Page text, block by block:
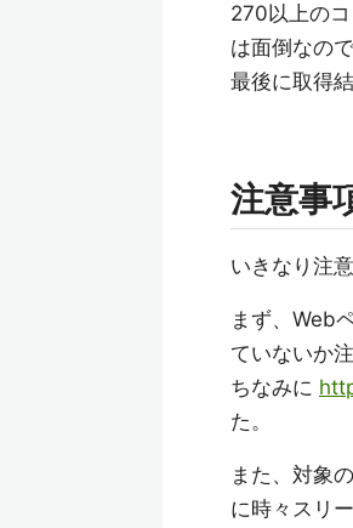
270以上の
は面倒なの
最後に取得
注意事
いきなり注
まず、Web
ていないか
ちなみに
た。
また、対象
に時々スリ